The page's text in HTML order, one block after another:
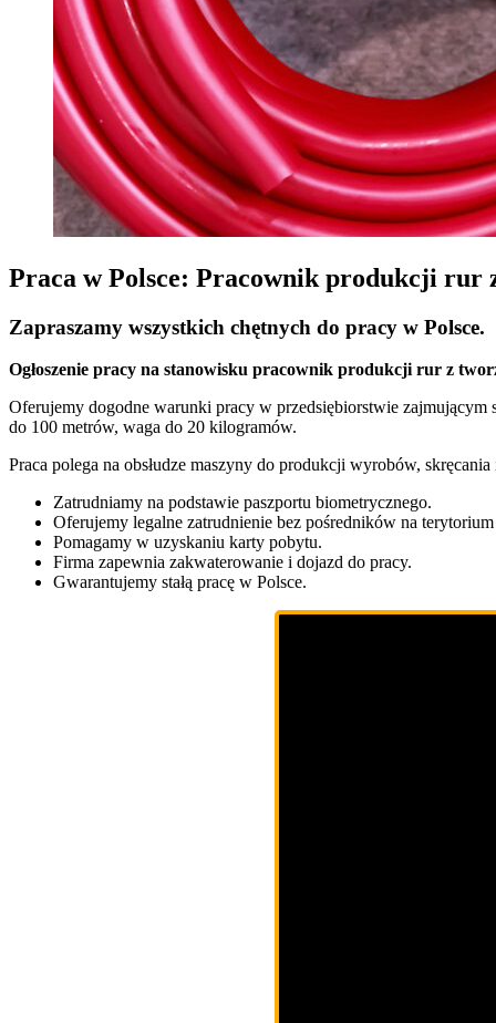
Praca w Polsce: Pracownik produkcji rur
Zapraszamy wszystkich chętnych do pracy w Polsce.
Ogłoszenie pracy na stanowisku pracownik produkcji rur z
Oferujemy dogodne warunki pracy w przedsiębiorstwie
do 100 metrów, waga do 20 kilogramów.
Praca polega na obsłudze maszyny do produkcji wyrobów,
Zatrudniamy na podstawie paszportu biometrycznego.
Oferujemy legalne zatrudnienie bez pośredników na
Pomagamy w uzyskaniu karty pobytu.
Firma zapewnia zakwaterowanie i dojazd do pracy.
Gwarantujemy stałą pracę w Polsce.